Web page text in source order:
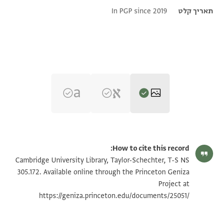
תאריך קלט
In PGP since 2019
T-S NS 305.172 1v הגדל וסובב
תנאי היתר שימוש בתצלום
How to cite this record:
Cambridge University Library, Taylor-Schechter, T-S NS
305.172. Available online through the Princeton Geniza
Project at
https://geniza.princeton.edu/documents/25051/